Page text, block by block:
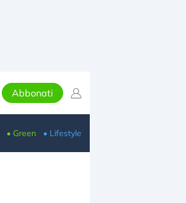
Abbonati
• Green • Lifestyle